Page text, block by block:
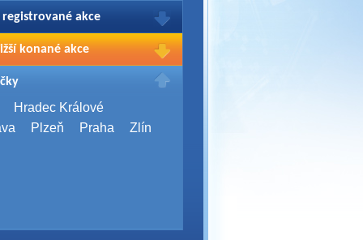
registrované akce
Vašich registrací na akce
přihlašte.
konané akce
2026
Brno
Server Bootcamp 2026
Hradec Králové
Plzeň Praha Zlín